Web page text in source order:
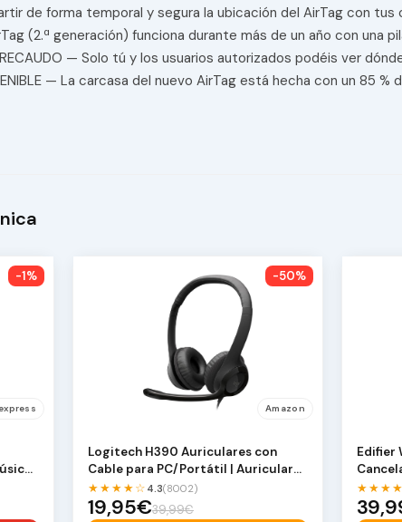
de forma temporal y segura la ubicación del AirTag con
(2.ª generación) funciona durante más de un año con
RECAUDO — Solo tú y los usuarios autorizados podéis ver
— La carcasa del nuevo AirTag está hecha con un 85
-1% -50%
Amazon
Logitech H390 Auriculares con
Cable para PC/Portátil | Auriculares
estéreo con …
★★★★☆ 4.3(8002)
19,95€39,99€
Edifier